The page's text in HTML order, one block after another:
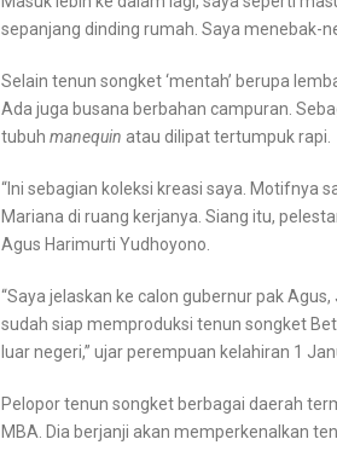
sepanjang dinding rumah. Saya menebak-
Selain tenun songket ‘mentah’ berupa
Ada juga busana berbahan campuran.
tubuh manequin atau dilipat tertumpuk rapi.
“Ini sebagian koleksi kreasi saya. Motifnya
Mariana di ruang kerjanya. Siang itu,
Agus Harimurti Yudhoyono.
“Saya jelaskan ke calon gubernur pak
sudah siap memproduksi tenun songket
luar negeri,” ujar perempuan kelahiran 1
Pelopor tenun songket berbagai daerah
MBA. Dia berjanji akan memperkenalkan